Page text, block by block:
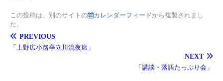
この投稿は、別のサイトの カレンダーフィードから複製されまし
た。
PREVIOUS
「上野広小路亭立川流夜席」
NEXT
「講談・落語たっぷり会」